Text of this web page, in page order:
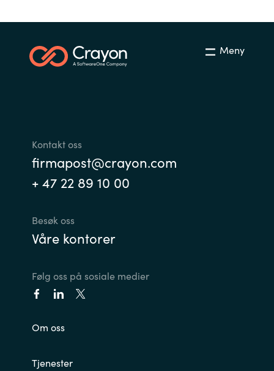
Singapore
Sweden
Switzerland
United States
Meny
Kontakt oss
firmapost@crayon.com
+ 47 22 89 10 00
Besøk oss
Våre kontorer
Følg oss på sosiale medier
Om oss
Tjenester